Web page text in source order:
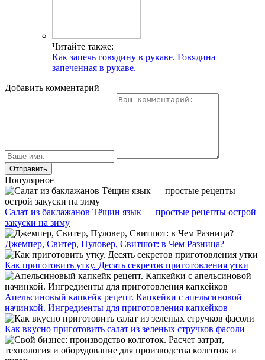
Читайте также:
Как запечь говядину в рукаве. Говядина
запеченная в рукаве.
Добавить комментарий
Популярное
Салат из баклажанов Тёщин язык — простые рецепты острой
закуски на зиму
Джемпер, Свитер, Пуловер, Свитшот: в Чем Разница?
Как приготовить утку. Десять секретов приготовления утки
Апельсиновый капкейк рецепт. Капкейки с апельсиновой
начинкой. Ингредиенты для приготовления капкейков
Как вкусно приготовить салат из зеленых стручков фасоли